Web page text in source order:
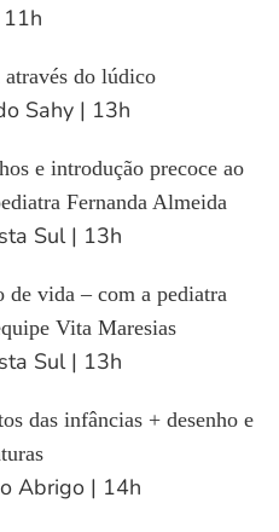
do lúdico
Sahy | 13h
e introdução precoce ao
Fernanda Almeida
Sul | 13h
de vida – com a pediatra
Vita Maresias
Sul | 13h
das infâncias + desenho e
Abrigo | 14h